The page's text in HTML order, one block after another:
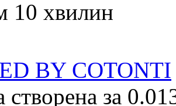
10 хвилин
BY COTONTI
створена за